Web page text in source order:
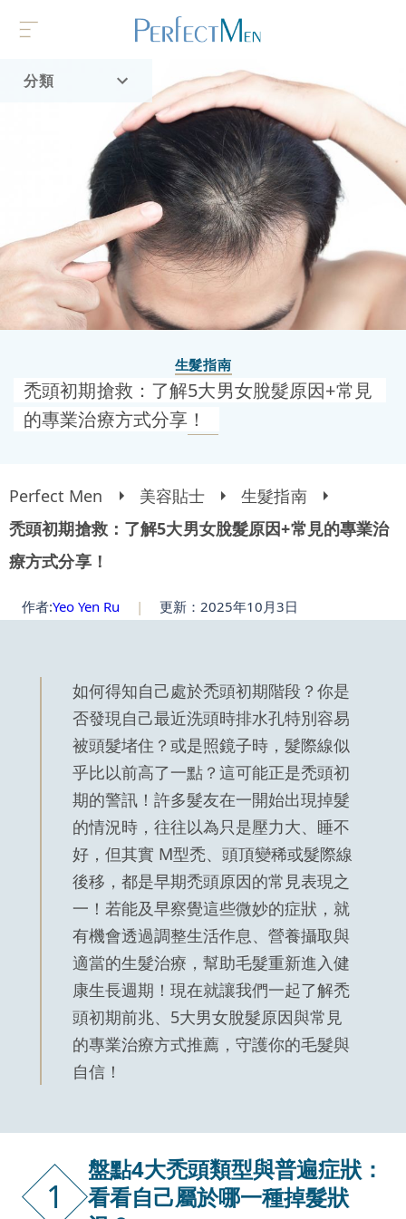
分類
流行趨勢
生髮指南
禿頭初期搶救：了解5大男女脫髮原因+常見
的專業治療方式分享！
Perfect Men 美容貼士
生髮指南
禿頭初期搶救：了解5大男女脫髮原因+常見的專業治
療方式分享！
作者:Yeo Yen Ru | 更新：2025年10月3日
如何得知自己處於禿頭初期階段？你是
否發現自己最近洗頭時排水孔特別容易
被頭髮堵住？或是照鏡子時，髮際線似
乎比以前高了一點？這可能正是禿頭初
期的警訊！許多髮友在一開始出現掉髮
的情況時，往往以為只是壓力大、睡不
好，但其實 M型禿、頭頂變稀或髮際線
後移，都是早期禿頭原因的常見表現之
一！若能及早察覺這些微妙的症狀，就
有機會透過調整生活作息、營養攝取與
適當的生髮治療，幫助毛髮重新進入健
康生長週期！現在就讓我們一起了解禿
頭初期前兆、5大男女脫髮原因與常見
的專業治療方式推薦，守護你的毛髮與
自信！
1
盤點4大禿頭類型與普遍症狀：
看看自己屬於哪一種掉髮狀